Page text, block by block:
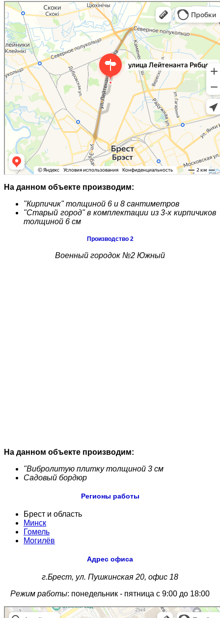
На данном объекте производим:
"Кирпичик" толщиной 6 и 8 сантиметров
"Старый город" в комплектации из 3-х кирпичиков
толщиной 6 см
Производство 2
Военный городок №2 Южный
На данном объекте производим:
"Вибролитую плитку толщиной 3 см
Садовый бордюр
Регионы работы
Брест и область
Минск
Гомель
Могилёв
Адрес офиса
г.Брест, ул. Пушкинская 20, офис 18
Режим работы: понедельник - пятница с 9:00 до 18:00